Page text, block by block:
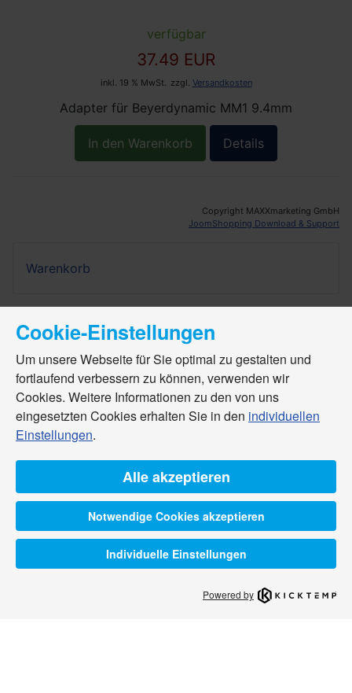
verfügbar
37.49 EUR
inkl. 19 % MwSt. zzgl. Versandkosten
Adapter für Beyerdynamic MM1 9.4mm
In den Warenkorb Details
Copyright MAXXmarketing GmbH
JoomShopping Download & Support
Warenkorb
Cookie-Einstellungen
Um unsere Webseite für Sie optimal zu gestalten und
fortlaufend verbessern zu können, verwenden wir
Cookies. Weitere Informationen zu den von uns
eingesetzten Cookies erhalten Sie in den individuellen
Einstellungen.
Alle akzeptieren
Notwendige Cookies akzeptieren
Individuelle Einstellungen
Powered by